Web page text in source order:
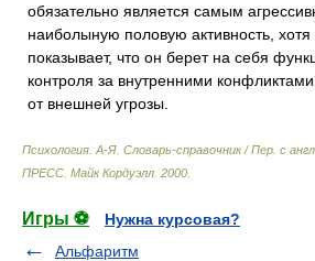
обязательно является самым
наиболыную половую активность,
показывает, что он берет на себя
контроля за внутренними
от внешней угрозы.
Психология. А-Я. Словарь-справочник / Пер. с
ПРЕСС Майк Кордуэлл 2000
Игры ⚽
Нужна курсовая?
Альфаритм